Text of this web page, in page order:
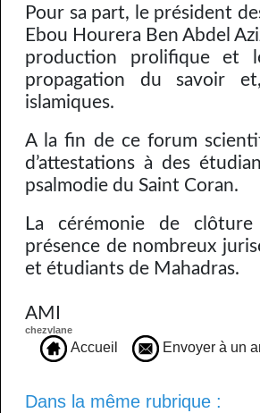
Pour sa part, le président
Ebou Hourera Ben Abdel
production prolifique et
propagation du savoir
islamiques.
A la fin de ce forum
d’attestations à des
psalmodie du Saint Coran.
La cérémonie de
présence de nombreux
et étudiants de Mahadras.
AMI
chezvlane
Accueil Envoyer à un
Dans la même rubrique :